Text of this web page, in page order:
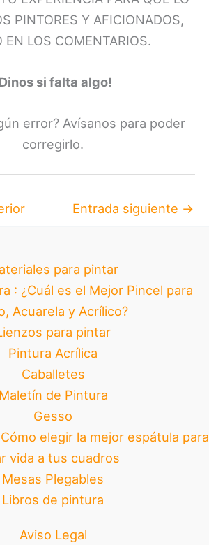
PINTORES Y AFICIONADOS,
EN LOS COMENTARIOS.
si falta algo!
error? Avísanos para poder
corregirlo.
Entrada siguiente →
para pintar
: ¿Cuál es el Mejor Pincel para
Acuarela y Acrílico?
para pintar
Pintura Acrílica
Caballetes
Maletín de Pintura
Gesso
elegir la mejor espátula para
vida a tus cuadros
Mesas Plegables
Libros de pintura
Aviso Legal